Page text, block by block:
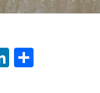
LinkedIn